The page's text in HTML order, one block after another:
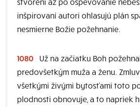
inšpirovaní autori ohlasujú plán
nesmierne Božie požehnanie.
1080
Už na začiatku Boh
predovšetkým muža a ženu.
všetkými živými bytosťami toto
plodnosti obnovuje, a to napriek